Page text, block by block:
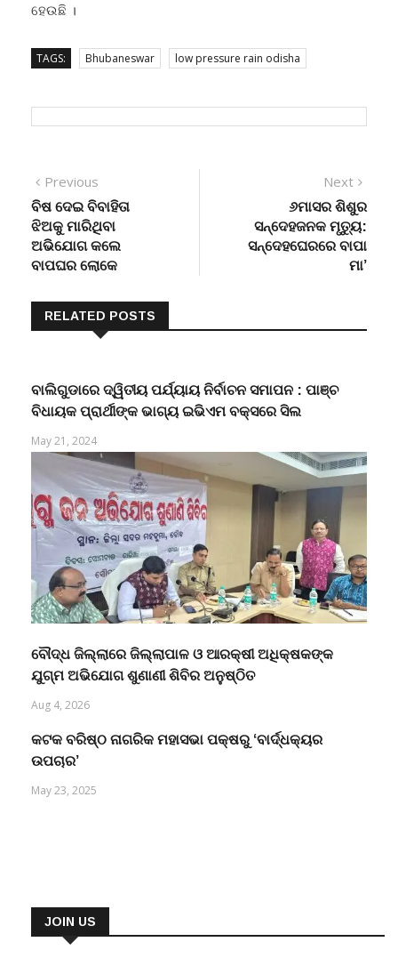
ହେଉଛି ।
TAGS: Bhubaneswar low pressure rain odisha
Post
navigation
Previous
post:
ବିଷ ଦେଇ ବିବାହିତା
ଝିଅକୁ ମାରିଥିବା
ଅଭିଯୋଗ କଲେ
ବାପଘର ଲୋକେ
Next
post:
୬ମାସର ଶିଶୁର
ସନ୍ଦେହଜନକ ମୃତ୍ୟୁ:
ସନ୍ଦେହଘେରରେ ବାପା
ମା’
RELATED POSTS
ବାଲିଗୁଡାରେ ଦ୍ୱିତୀୟ ପର୍ଯ୍ୟାୟ ନିର୍ବାଚନ ସମାପନ : ପାଞ୍ଚ
ବିଧାୟକ ପ୍ରାର୍ଥୀଙ୍କ ଭାଗ୍ୟ ଇଭିଏମ ବକ୍ସରେ ସିଲ
May 21, 2024
ବୌଦ୍ଧ ଜିଲ୍ଲାରେ ଜିଲ୍ଲାପାଳ ଓ ଆରକ୍ଷୀ ଅଧିକ୍ଷକଙ୍କ
ଯୁଗ୍ମ ଅଭିଯୋଗ ଶୁଣାଣୀ ଶିବିର ଅନୁଷ୍ଠିତ
Aug 4, 2026
କଟକ ବରିଷ୍ଠ ନାଗରିକ ମହାସଭା ପକ୍ଷରୁ ‘ବାର୍ଦ୍ଧକ୍ୟର
ଉପଚାର’
May 23, 2025
JOIN US